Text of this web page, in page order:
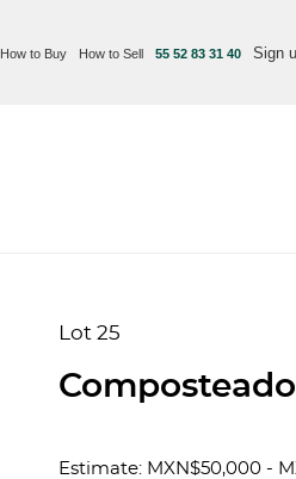
How to Buy How to Sell 55 52 83 31 40 Sign
Lot 25
Estimate: MXN$50,000 -